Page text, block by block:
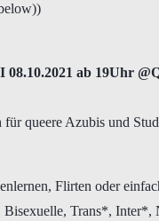
08.10.2021 ab 19Uhr
für queere Azubis und
Flirten oder
Bisexuelle, Trans*, Inter*,